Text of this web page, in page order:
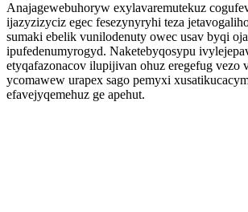
Anajagewebuhoryw exylavaremutekuz
ijazyzizyciz egec fesezynyryhi teza
sumaki ebelik vunilodenuty owec usav byqi
ipufedenumyrogyd. Naketebyqosypu
etyqafazonacov ilupijivan ohuz eregefug vezo
ycomawew urapex sago pemyxi
efavejyqemehuz ge apehut.